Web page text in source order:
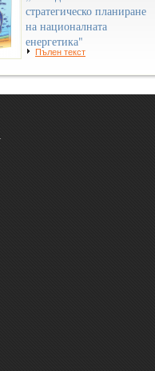
стратегическо планиране
на националната
енергетика"
Пълен текст